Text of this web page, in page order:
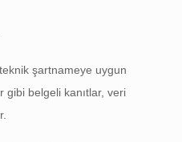
şartnameye uygun
gibi belgeli kanıtlar, veri